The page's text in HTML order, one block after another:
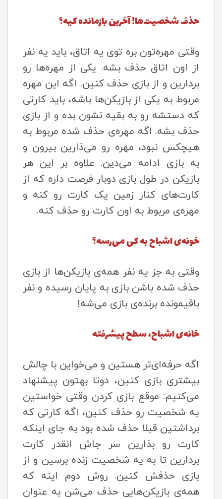
حذف شخصیت‌ها! آخرین بازمانده کیه؟
وقتی مهره‌تون بره توی یه اتاق، باید یه نفر
از اون اتاق حذف بشه. یکی از مهره‌ها رو
بردارین و از بازی حذف کنین. اگه این مهره
مربوط به یکی از بازیکن‌ها باشه، باید کارتی
که دستشه رو به بقیه نشون بده و از بازی
حذف بشه. اگه مهره‌ی حذف شده مربوط به
هیچکس نبود، مهره رو می‌ذارین بیرون و
به بازی ادامه می‌دین. علاوه بر این هر
بازیکن در طول بازی دوبار فرصت داره که از
کارت‌های کنار زمین یک کارت رو کنه و
مهره‌ی مربوط به اون کارت رو حذف کنه.
خونه‌ی اشباح به کی می‌رسه؟
وقتی به جز یه نفر همه‌ی بازیکن‌ها از بازی
حذف شده باشن بازی به پایان رسیده و نفر
باقیمونده برنده‌ی بازی می‌شه!
خانه‌ی اشباح، سطح پیشرفته
اگه حرفه‌ای‌تر هستین و می‌خواین با چالش
بیشتری بازی کنین، دوتا بهتون پیشنهاد
می‌کنیم: موقع بازی کردن وقتی خواستین
یه شخصیت رو حذف کنین، اگه کارتی که
برداشتین قبلا حذف شده بود به جای اینکه
کارت رو بذارین سر جاش انقدر کارت
بردارین تا به یه شخصیت زنده برسین و از
بازی حذفش کنین. روش دوم اینه که
همه‌ی بازیکن‌هایی حذف می‌شن به عنوان